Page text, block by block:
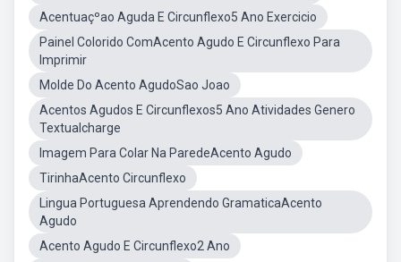
Acentuaçºao Aguda E Circunflexo5 Ano Exercicio
Painel Colorido ComAcento Agudo E Circunflexo Para
Imprimir
Molde Do Acento AgudoSao Joao
Acentos Agudos E Circunflexos5 Ano Atividades Genero
Textualcharge
Imagem Para Colar Na ParedeAcento Agudo
TirinhaAcento Circunflexo
Lingua Portuguesa Aprendendo GramaticaAcento
Agudo
Acento Agudo E Circunflexo2 Ano